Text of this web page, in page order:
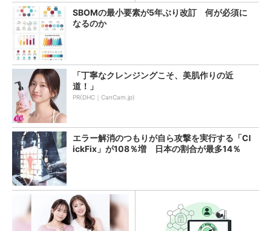
SBOMの最小要素が5年ぶり改訂 何が必須に
なるのか
「丁寧なクレンジングこそ、美肌作りの近
道！」
PR(DHC｜CanCam.jp)
エラー解消のつもりが自ら攻撃を実行する「Cl
ickFix」が108％増 日本の割合が最多14％